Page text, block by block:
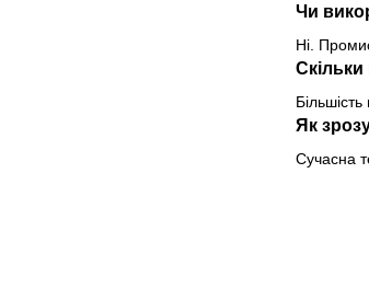
Чи
Ні.
Як
Сучасна